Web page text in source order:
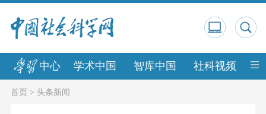
中心 学术中国 智库中国 社科视频 中
首页> 头条新闻